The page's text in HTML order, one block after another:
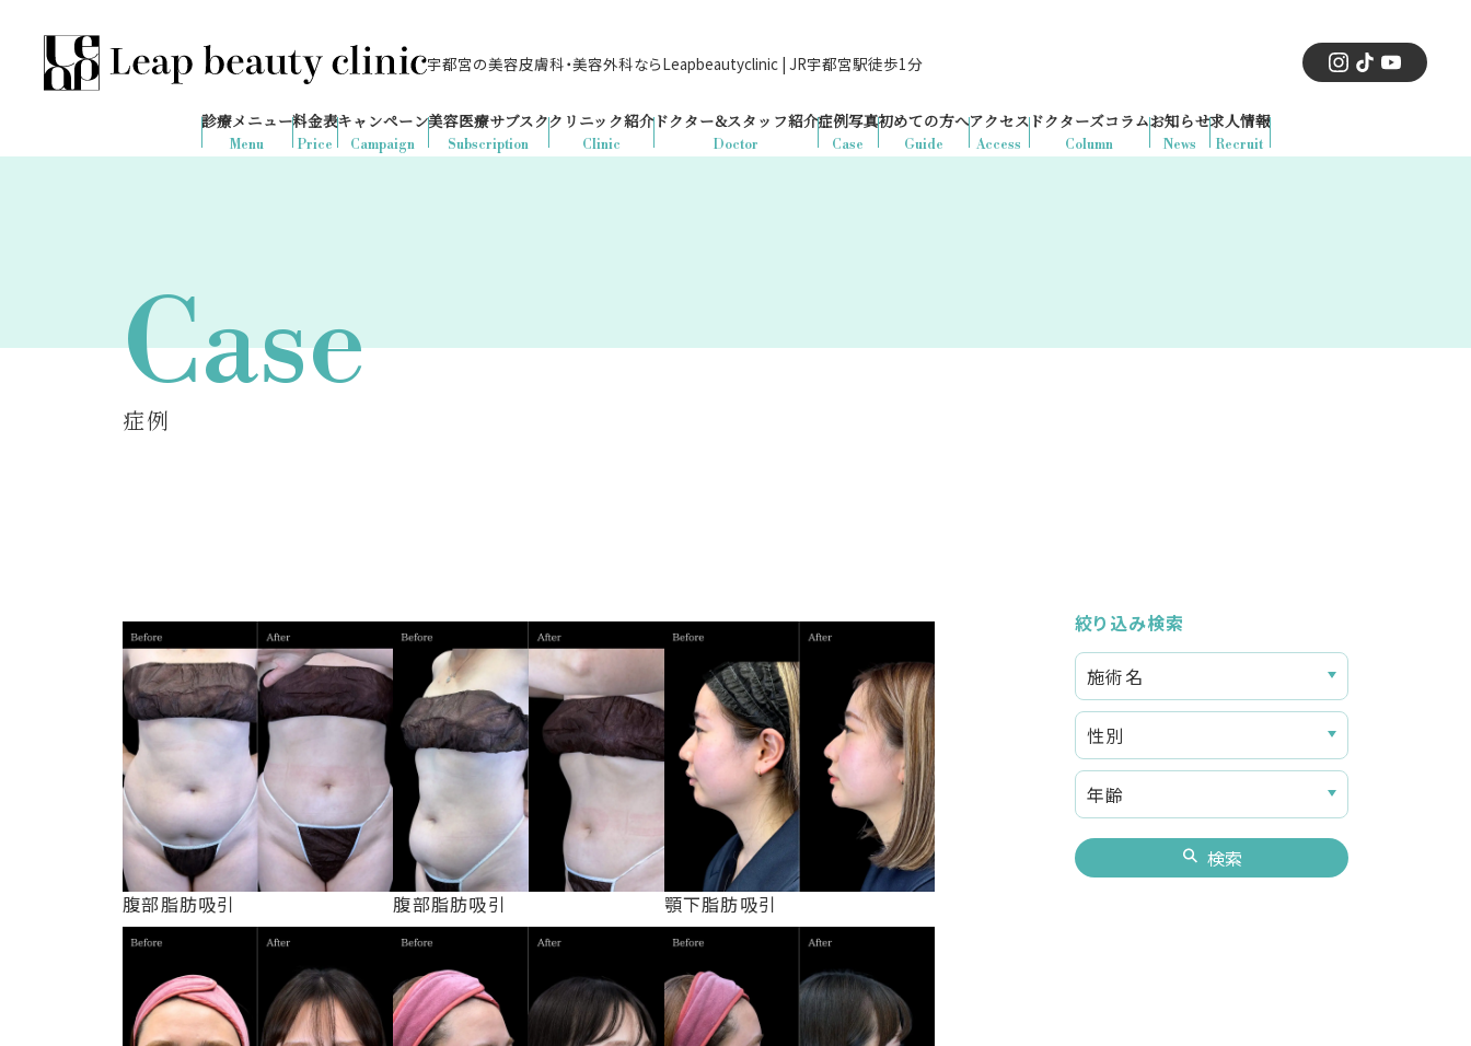
宇都宮の美容皮膚科・美容外科ならLeapbeautyclinic | JR宇都宮駅徒歩1分
の予約が入りました
診療時間：10:00-19:00
（土日祝日対応）
Menu
診療メニュー
Price
料金表
Campaign
キャンペーン
Subscription
美容医療サブスク
Clinic
クリニック紹介
Doctor
ドクター&スタッフ紹介
Case
症例写真
Guide
初めての方へ
Access
アクセス
Column
ドクターズコラム
News
お知らせ
Recruit
求人情報
Case
症例
腹部脂肪吸引 腹部脂肪吸引 顎下脂肪吸引
絞り込み検索
検索